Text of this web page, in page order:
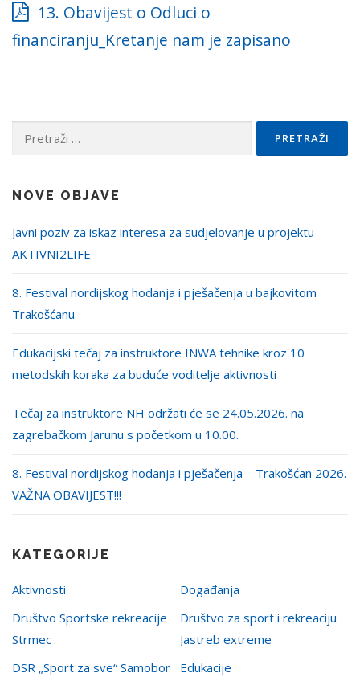
13. Obavijest o Odluci o
financiranju_Kretanje nam je zapisano
Pretraži:
NOVE OBJAVE
Javni poziv za iskaz interesa za sudjelovanje u projektu
AKTIVNI2LIFE
8. Festival nordijskog hodanja i pješačenja u bajkovitom
Trakošćanu
Edukacijski tečaj za instruktore INWA tehnike kroz 10
metodskih koraka za buduće voditelje aktivnosti
Tečaj za instruktore NH održati će se 24.05.2026. na
zagrebačkom Jarunu s početkom u 10.00.
8. Festival nordijskog hodanja i pješačenja – Trakošćan 2026.
VAŽNA OBAVIJEST!!!
KATEGORIJE
Aktivnosti
Događanja
Društvo Sportske rekreacije
Strmec
Društvo za sport i rekreaciju
Jastreb extreme
DSR „Sport za sve“ Samobor
Edukacije